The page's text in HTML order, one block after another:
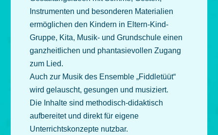
Instrumenten und besonderen Materialien
ermöglichen den Kindern in Eltern-Kind-
Gruppe, Kita, Musik- und Grundschule einen
ganzheitlichen und phantasievollen Zugang
zum Lied.
Auch zur Musik des Ensemble „Fiddletüüt“
wird gelauscht, gesungen und musiziert.
Die Inhalte sind methodisch-didaktisch
aufbereitet und direkt für eigene
Unterrichtskonzepte nutzbar.